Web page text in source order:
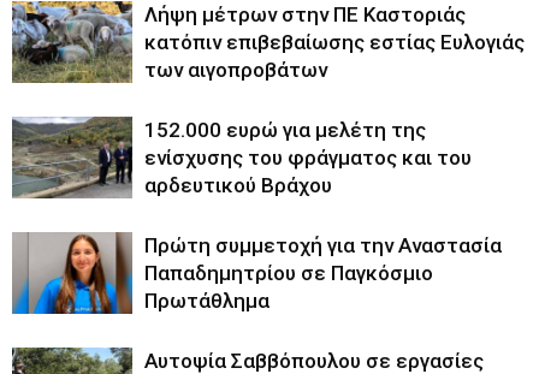
Λήψη μέτρων στην ΠΕ Καστοριάς
κατόπιν επιβεβαίωσης εστίας Ευλογιάς
των αιγοπροβάτων
152.000 ευρώ για μελέτη της
ενίσχυσης του φράγματος και του
αρδευτικού Βράχου
Πρώτη συμμετοχή για την Αναστασία
Παπαδημητρίου σε Παγκόσμιο
Πρωτάθλημα
Αυτοψία Σαββόπουλου σε εργασίες